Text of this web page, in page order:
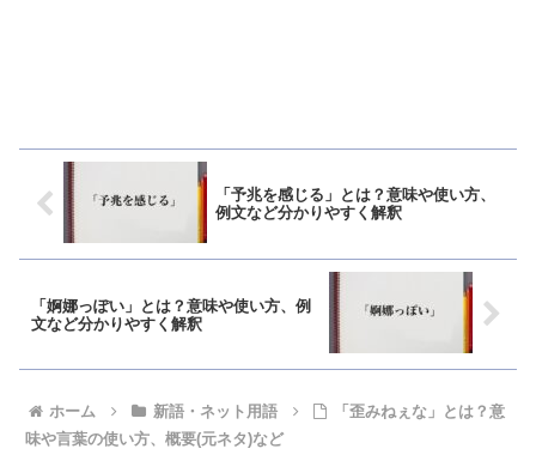
「予兆を感じる」とは？意味や使い方、
例文など分かりやすく解釈
「婀娜っぽい」とは？意味や使い方、例
文など分かりやすく解釈
ホーム 新語・ネット用語
「歪みねぇな」とは？意
味や言葉の使い方、概要(元ネタ)など